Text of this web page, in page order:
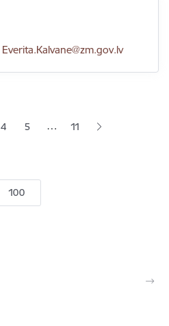
E-pasts:
Everita.Kalvane@zm.gov.lv
Lapa
4 Lapa
5 … 11